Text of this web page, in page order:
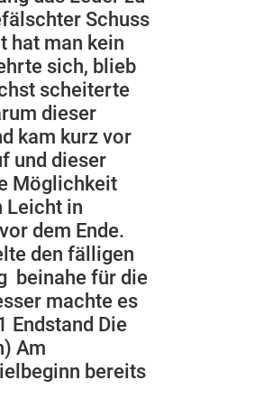
Schuss
hat man kein
sich, blieb
scheiterte
dieser
kam kurz vor
und dieser
Möglichkeit
Leicht in
dem Ende.
den fälligen
beinahe für die
machte es
Endstand Die
Am
bereits